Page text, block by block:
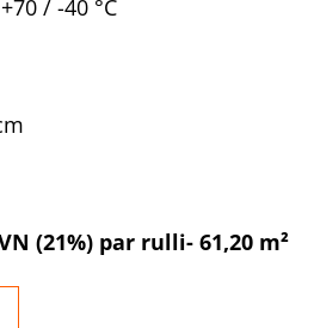
/ -40 °C
(21%) par rulli- 61,20 m²